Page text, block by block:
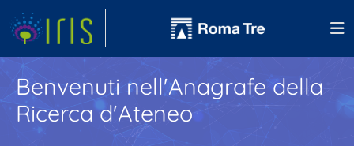
Benvenuti nell'Anagrafe della
Ricerca d'Ateneo